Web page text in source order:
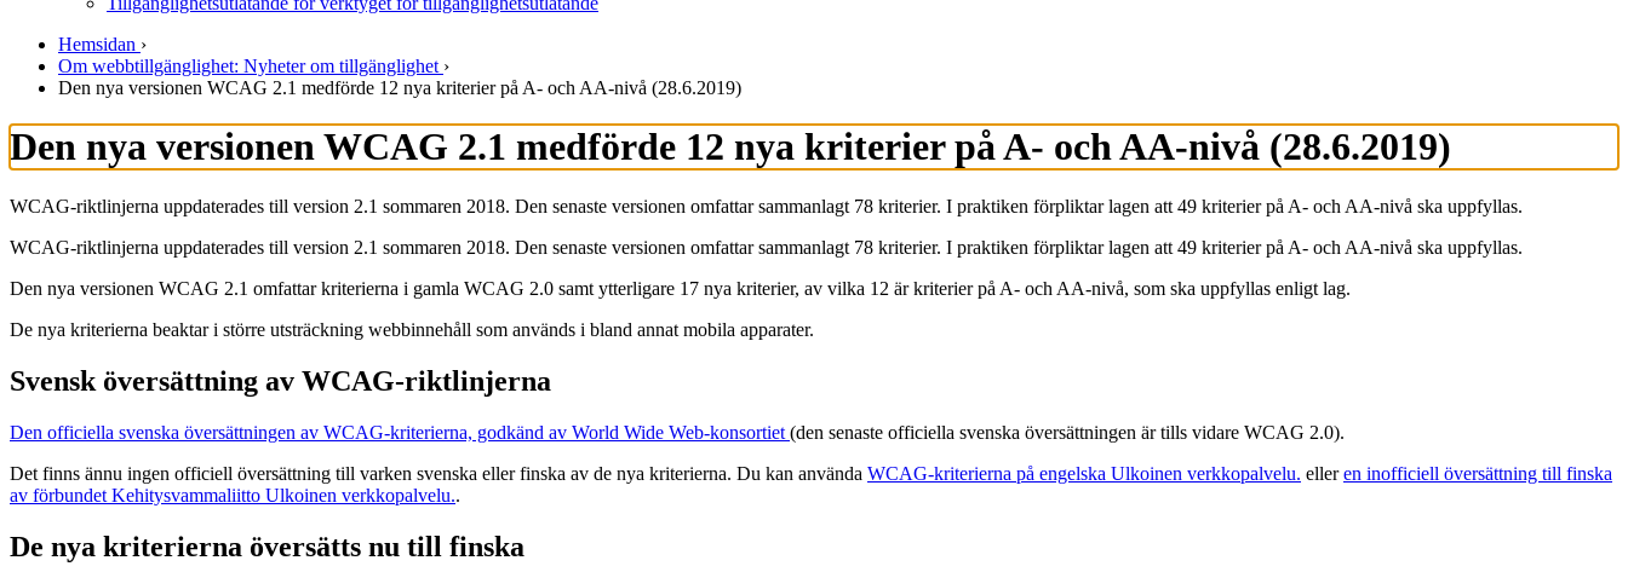
Hemsidan ›
Om webbtillgänglighet: Nyheter om tillgänglighet ›
Den nya versionen WCAG 2.1 medförde 12 nya kriterier på A- och AA-nivå (28.6.2019)
Den nya versionen WCAG 2.1 medförde 12 nya kriterier på A- och AA-nivå (28.6.2019)
WCAG-riktlinjerna uppdaterades till version 2.1 sommaren 2018. Den senaste versionen omfattar sammanlagt 78 kriterier. I praktiken förpliktar lagen att 49 kriterier på A- och AA-nivå ska uppfyllas.
WCAG-riktlinjerna uppdaterades till version 2.1 sommaren 2018. Den senaste versionen omfattar sammanlagt 78 kriterier. I praktiken förpliktar lagen att 49 kriterier på A- och AA-nivå ska uppfyllas.
Den nya versionen WCAG 2.1 omfattar kriterierna i gamla WCAG 2.0 samt ytterligare 17 nya kriterier, av vilka 12 är kriterier på A- och AA-nivå, som ska uppfyllas enligt lag.
De nya kriterierna beaktar i större utsträckning webbinnehåll som används i bland annat mobila apparater.
Svensk översättning av WCAG-riktlinjerna
Den officiella svenska översättningen av WCAG-kriterierna, godkänd av World Wide Web-konsortiet (den senaste officiella svenska översättningen är tills vidare WCAG 2.0).
Det finns ännu ingen officiell översättning till varken svenska eller finska av de nya kriterierna. Du kan använda WCAG-kriterierna på engelska Ulkoinen verkkopalvelu. elleren inofficiell översättning till finska
av förbundet Kehitysvammaliitto Ulkoinen verkkopalvelu..
De nya kriterierna översätts nu till finska